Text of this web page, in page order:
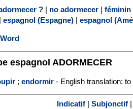
? | no adormecer | féminin
| espagnol (Espagne) | espagnol
espagnol ADORMECER
; endormir - English translation: to
Indicatif| Subjonctif|